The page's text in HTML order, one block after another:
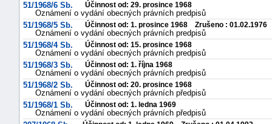
51/1968/6 Sb.
Účinnost od: 29. prosince 1968
Oznámení o vydání obecných právních predpisů
51/1968/5 Sb.
Účinnost od: 1. prosince 1968 Zrušeno : 01.02.1976
Oznámení o vydání obecných právních predpisů
51/1968/4 Sb.
Účinnost od: 15. prosince 1968
Oznámení o vydání obecných právních predpisů
51/1968/3 Sb.
Účinnost od: 1. října 1968
Oznámení o vydání obecných právních predpisů
51/1968/2 Sb.
Účinnost od: 20. prosince 1968
Oznámení o vydání obecných právních předpisů
51/1968/1 Sb.
Účinnost od: 1. ledna 1969
Oznámení o vydání obecných právních předpisů